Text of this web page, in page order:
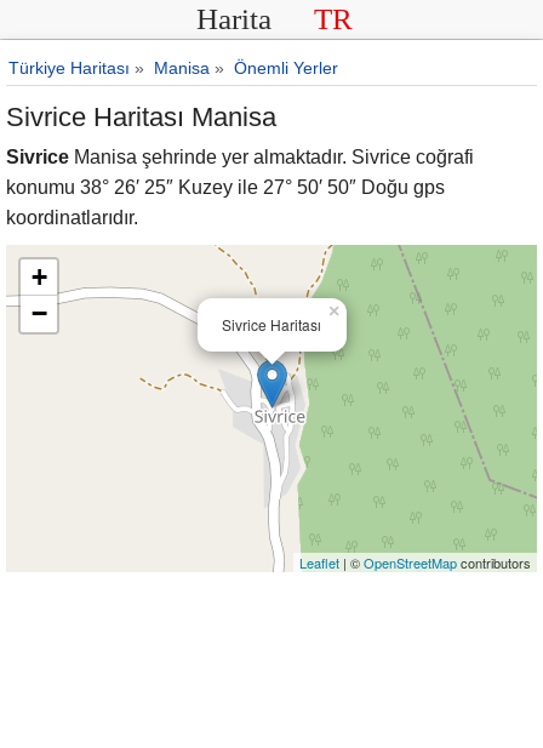
Harita TR
Türkiye Haritası » Manisa » Önemli Yerler
Sivrice Haritası Manisa
Sivrice Manisa şehrinde yer almaktadır. Sivrice coğrafi
konumu 38° 26′ 25″ Kuzey ile 27° 50′ 50″ Doğu gps
koordinatlarıdır.
Sivrice Haritası
×
+
−
Leaflet | ©OpenStreetMapcontributors